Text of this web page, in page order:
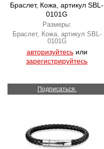
Браслет, Кожа, артикул SBL-
0101G
Размеры:
Браслет, Кожа, артикул SBL-
0101G
авторизуйтесьили
зарегистрируйтесь
Подписаться.